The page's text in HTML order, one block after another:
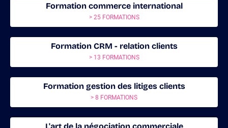
Formation commerce international
> 25 FORMATIONS
Formation CRM - relation clients
> 13 FORMATIONS
Formation gestion des litiges clients
> 8 FORMATIONS
L'art de la négociation commerciale